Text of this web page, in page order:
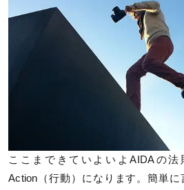
ここまできていよいよAIDAの法
Action（行動）になります。簡単に